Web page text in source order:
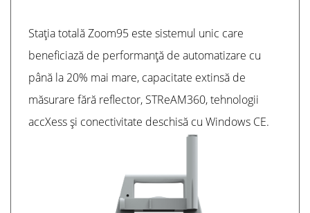
Stația totală Zoom95 este sistemul unic care
beneficiază de performanță de automatizare cu
până la 20% mai mare, capacitate extinsă de
măsurare fără reflector, STReAM360, tehnologii
accXess și conectivitate deschisă cu Windows CE.